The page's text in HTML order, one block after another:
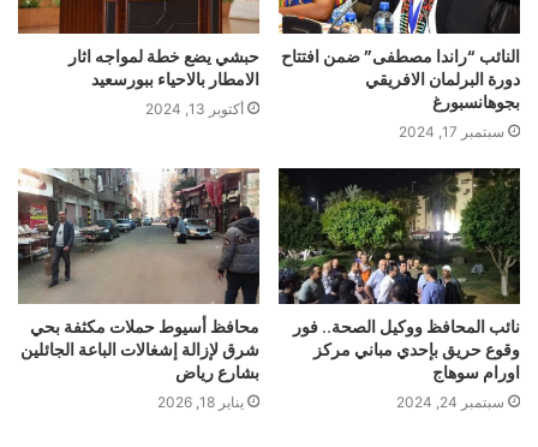
النائب “راندا مصطفى” ضمن افتتاح
دورة البرلمان الافريقي
بجوهانسبورغ
سبتمبر 17, 2024
حبشي يضع خطة لمواجه اثار
الامطار بالاحياء ببورسعيد
أكتوبر 13, 2024
نائب المحافظ ووكيل الصحة.. فور
وقوع حريق بإحدي مباني مركز
اورام سوهاج
سبتمبر 24, 2024
محافظ أسيوط حملات مكثفة بحي
شرق لإزالة إشغالات الباعة الجائلين
بشارع رياض
يناير 18, 2026